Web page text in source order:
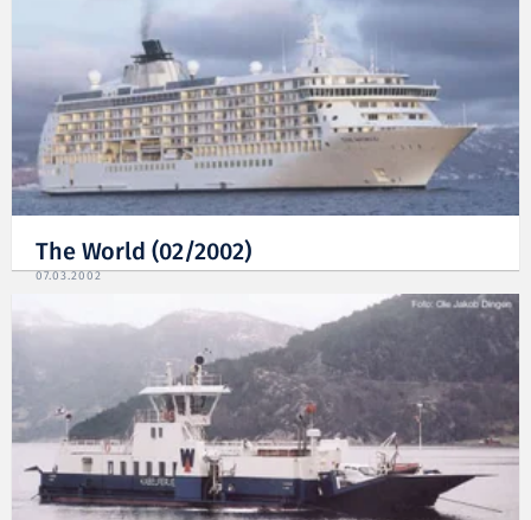
The World (02/2002)
07.03.2002